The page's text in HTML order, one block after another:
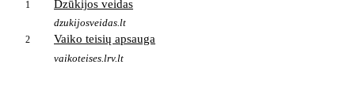
1 Dzūkijos veidas
dzukijosveidas.lt
2 Vaiko teisių apsauga
vaikoteises.lrv.lt